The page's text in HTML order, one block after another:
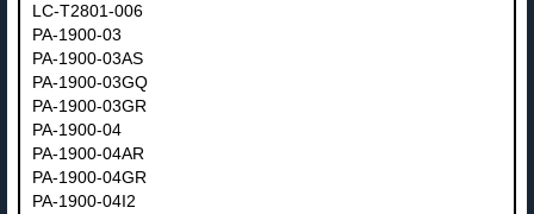
LC-T2801-006
PA-1900-03
PA-1900-03AS
PA-1900-03GQ
PA-1900-03GR
PA-1900-04
PA-1900-04AR
PA-1900-04GR
PA-1900-04I2